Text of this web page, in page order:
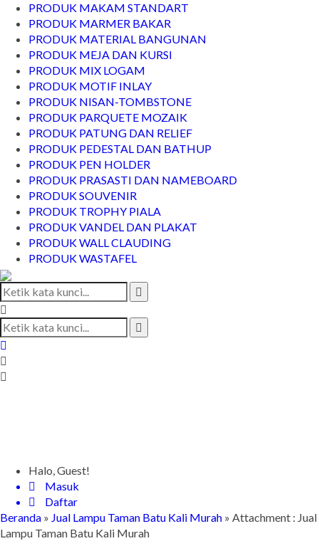
PRODUK MAKAM STANDART
PRODUK MARMER BAKAR
PRODUK MATERIAL BANGUNAN
PRODUK MEJA DAN KURSI
PRODUK MIX LOGAM
PRODUK MOTIF INLAY
PRODUK NISAN-TOMBSTONE
PRODUK PARQUETE MOZAIK
PRODUK PATUNG DAN RELIEF
PRODUK PEDESTAL DAN BATHUP
PRODUK PEN HOLDER
PRODUK PRASASTI DAN NAMEBOARD
PRODUK SOUVENIR
PRODUK TROPHY PIALA
PRODUK VANDEL DAN PLAKAT
PRODUK WALL CLAUDING
PRODUK WASTAFEL
Halo, Guest!
Masuk
Daftar
Beranda » Jual Lampu Taman Batu Kali Murah » Attachment : Jual
Lampu Taman Batu Kali Murah